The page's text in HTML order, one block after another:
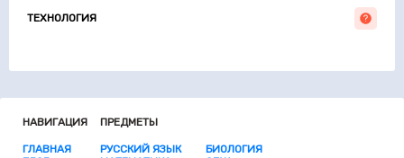
ТЕХНОЛОГИЯ
НАВИГАЦИЯ
ГЛАВНАЯ
ПРЕДМЕТЫ
РУССКИЙ ЯЗЫК
БИОЛОГИЯ